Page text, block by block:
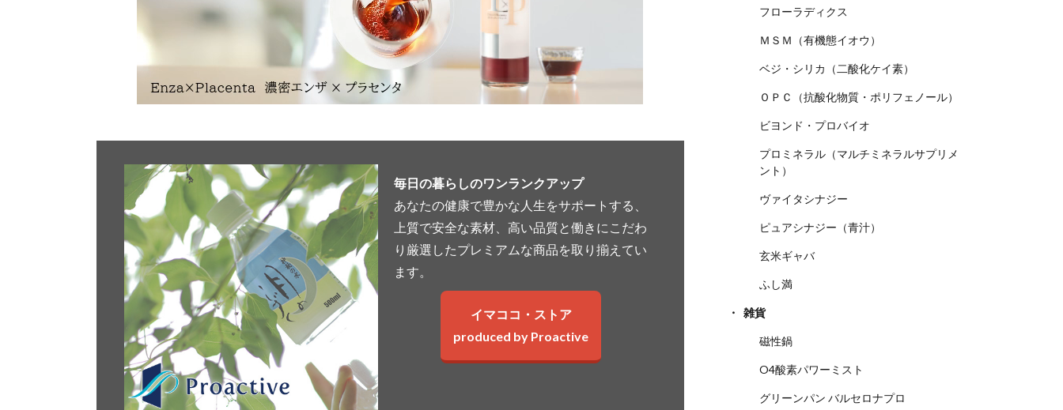
毎日の暮らしのワンランクアップ
あなたの健康で豊かな人生をサポートする、
上質で安全な素材、高い品質と働きにこだわ
り厳選したプレミアムな商品を取り揃えてい
ます。
イマココ・ストア
produced by Proactive
フローラディクス
ＭＳＭ（有機態イオウ）
ベジ・シリカ（二酸化ケイ素）
ＯＰＣ（抗酸化物質・ポリフェノール）
ビヨンド・プロバイオ
プロミネラル（マルチミネラルサプリメ
ント）
ヴァイタシナジー
ピュアシナジー（青汁）
玄米ギャバ
ふし満
雑貨
磁性鍋
O4酸素パワーミスト
グリーンパン バルセロナプロ